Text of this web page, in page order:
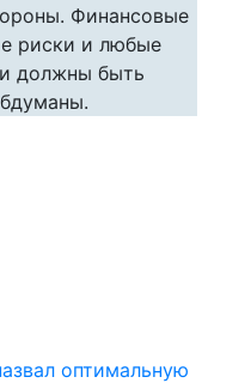
Финансовые
риски и любые
должны быть
оптимальную